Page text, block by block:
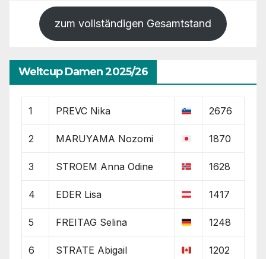
zum vollständigen Gesamtstand
Weltcup Damen 2025/26
1 PREVC Nika 2676
2 MARUYAMA Nozomi 1870
3 STROEM Anna Odine 1628
4 EDER Lisa 1417
5 FREITAG Selina 1248
6 STRATE Abigail 1202